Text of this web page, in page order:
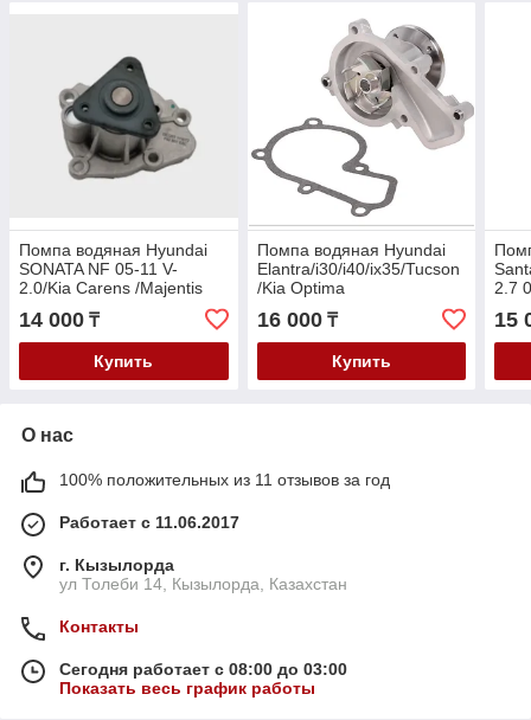
Помпа водяная Hyundai
SONATA NF 05-11 V-
2.0/Kia Carens /Majentis
14 000 ₸
Купить
Помпа водяная Hyundai
Elantra/i30/i40/ix35/Tucson
/Kia Optima
/Cerato/Soul/Sportage
2009- V-1.8-2.0
16 000₸
Купить
2.7
15
О нас
100% положительных из 11 отзывов за год
Работает с 11.06.2017
г. Кызылорда
ул Толеби 14, Кызылорда, Казахстан
Контакты
Сегодня работает с 08:00 до 03:00
Показать весь график работы